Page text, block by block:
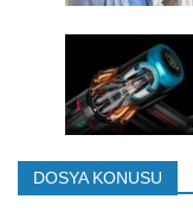
DOSYA KONUSU